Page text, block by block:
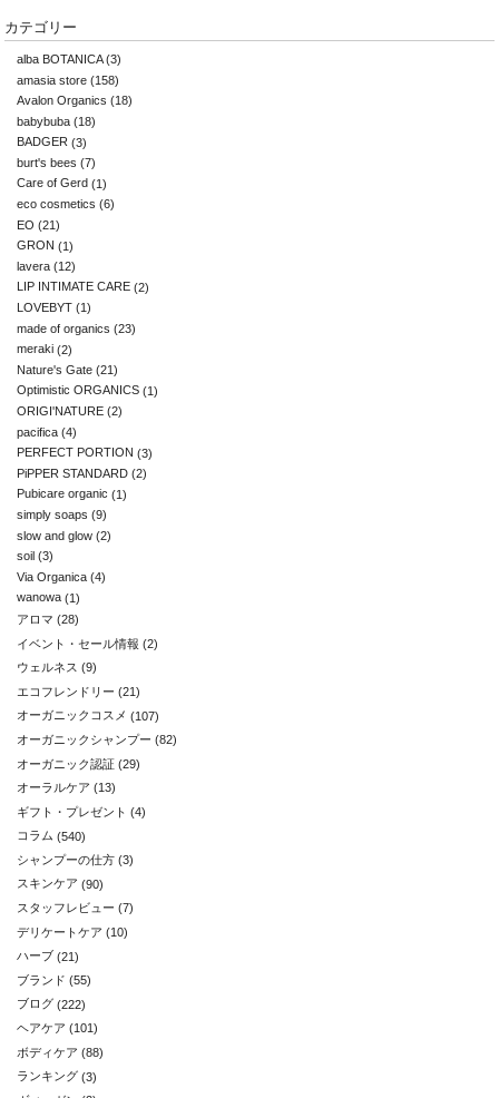
カテゴリー
alba BOTANICA(3)
amasia store (158)
Avalon Organics (18)
babybuba (18)
BADGER (3)
burt's bees (7)
Care of Gerd (1)
eco cosmetics (6)
EO (21)
GRON (1)
lavera (12)
LIP INTIMATE CARE (2)
LOVEBYT (1)
made of organics (23)
meraki (2)
Nature's Gate (21)
Optimistic ORGANICS (1)
ORIGI'NATURE (2)
pacifica (4)
PERFECT PORTION (3)
PiPPER STANDARD (2)
Pubicare organic (1)
simply soaps (9)
slow and glow (2)
soil (3)
Via Organica (4)
wanowa (1)
アロマ (28)
イベント・セール情報 (2)
ウェルネス (9)
エコフレンドリー (21)
オーガニックコスメ (107)
オーガニックシャンプー (82)
オーガニック認証 (29)
オーラルケア (13)
ギフト・プレゼント (4)
コラム (540)
シャンプーの仕方 (3)
スキンケア (90)
スタッフレビュー (7)
デリケートケア (10)
ハーブ (21)
ブランド (55)
ブログ (222)
ヘアケア (101)
ボディケア (88)
ランキング (3)